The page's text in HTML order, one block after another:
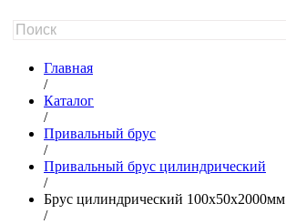
Главная
/
Каталог
/
Привальный брус
/
Привальный брус цилиндрический
/
Брус цилиндрический 100x50x2000мм
/